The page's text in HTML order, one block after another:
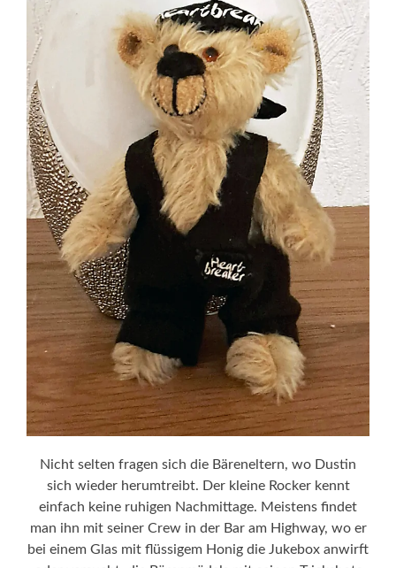
Nicht selten fragen sich die Bäreneltern, wo Dustin
sich wieder herumtreibt. Der kleine Rocker kennt
einfach keine ruhigen Nachmittage. Meistens findet
man ihn mit seiner Crew in der Bar am Highway, wo er
bei einem Glas mit flüssigem Honig die Jukebox anwirft